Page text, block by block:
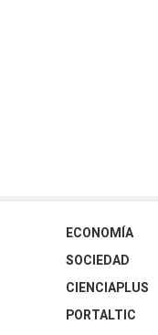
ECONOMÍA
SOCIEDAD
CIENCIAPLUS
PORTALTIC